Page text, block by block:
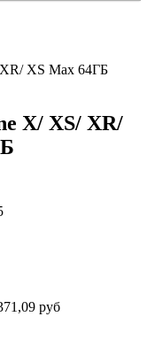
XS Max 64ГБ
X/ XS/ XR/
руб